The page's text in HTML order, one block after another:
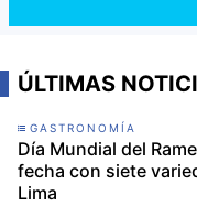
ÚLTIMAS
GASTRONOMÍA
Día Mundial del
fecha con siete
Lima